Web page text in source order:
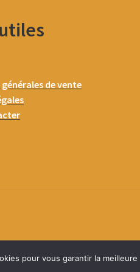
de vente
pour vous garantir la